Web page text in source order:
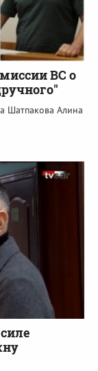
ВС о
Шатпакова Алина